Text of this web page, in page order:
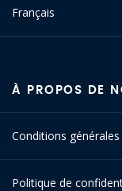
Français
À PROPOS DE
Conditions
Politique de